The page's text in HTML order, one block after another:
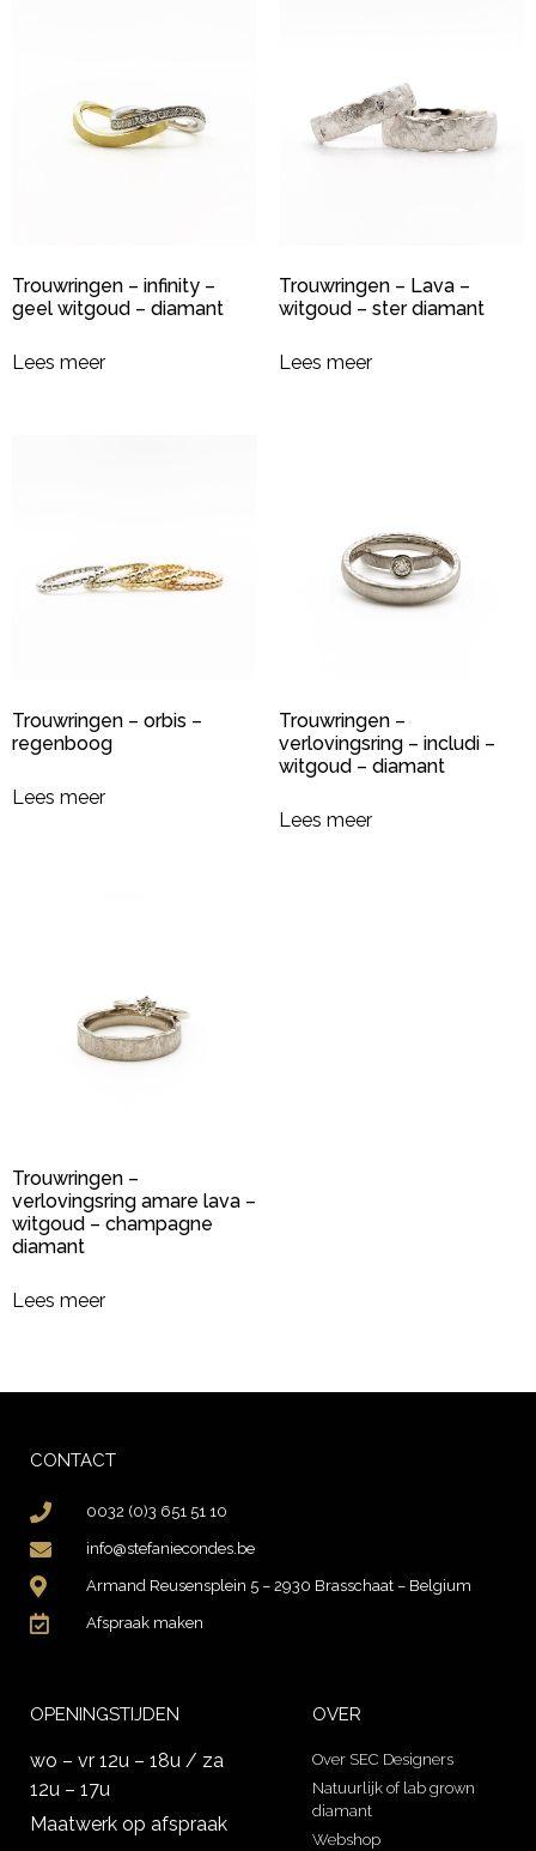
Trouwringen – infinity –
geel witgoud – diamant
Lees meer
Trouwringen – Lava –
witgoud – ster diamant
Lees meer
Trouwringen – orbis –
regenboog
Lees meer
Trouwringen –
verlovingsring – includi –
witgoud – diamant
Lees meer
Trouwringen –
verlovingsring amare lava –
witgoud – champagne
diamant
Lees meer
CONTACT
0032 (0)3 651 51 10
info@stefaniecondes.be
Armand Reusensplein 5 – 2930 Brasschaat – Belgium
Afspraak maken
OPENINGSTIJDEN
wo – vr 12u – 18u / za
12u – 17u
Maatwerk op afspraak
OVER
Over SEC Designers
Natuurlijk of lab grown
diamant
Webshop